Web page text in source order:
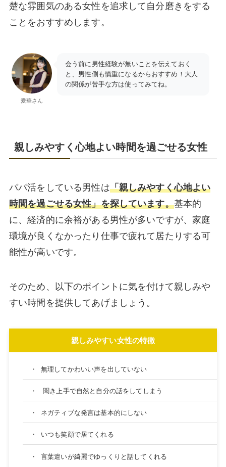
楚な雰囲気のある女性を追求して自分磨きをする
ことをおすすめします。
愛華さん
会う前に男性経験が無いことを伝えておく
と、男性側も慎重になるからおすすめ！大人
の関係が苦手な方は使ってみてね。
親しみやすく心地よい時間を過ごせる女性
パパ活をしている男性は「親しみやすく心地よい
時間を過ごせる女性」を探しています。基本的
に、経済的に余裕がある男性が多いですが、家庭
環境が良くなかったり仕事で疲れて居たりする可
能性が高いです。
そのため、以下のポイントに気を付けて親しみや
すい時間を提供してあげましょう。
親しみやすい女性の特徴
・ 無理してかわいい声を出していない
・ 聞き上手で自然と自分の話をしてしまう
・ ネガティブな発言は基本的にしない
・ いつも笑顔で居てくれる
・ 言葉遣いが綺麗でゆっくりと話してくれる